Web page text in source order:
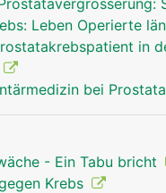
Leben Operierte
in
bei
- Ein Tabu bricht
Krebs